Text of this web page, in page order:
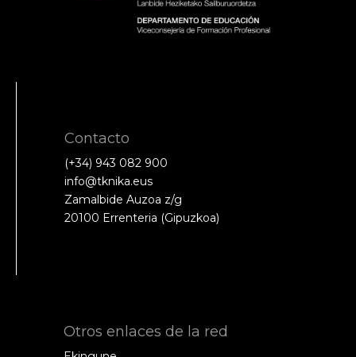
Contacto
(+34) 943 082 900
info@tknika.eus
Zamalbide Auzoa z/g
20100 Errenteria (Gipuzkoa)
Otros enlaces de la red